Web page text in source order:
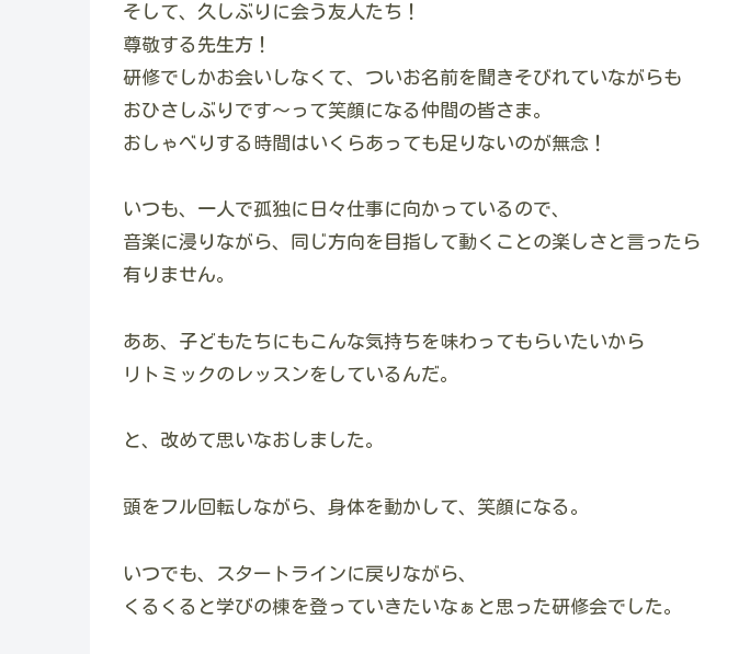
そして、久しぶりに会う友人たち！
尊敬する先生方！
研修でしかお会いしなくて、ついお名前を聞きそびれていながらも
おひさしぶりです～って笑顔になる仲間の皆さま。
おしゃべりする時間はいくらあっても足りないのが無念！
いつも、一人で孤独に日々仕事に向かっているので、
音楽に浸りながら、同じ方向を目指して動くことの楽しさと言ったら
有りません。
ああ、子どもたちにもこんな気持ちを味わってもらいたいから
リトミックのレッスンをしているんだ。
と、改めて思いなおしました。
頭をフル回転しながら、身体を動かして、笑顔になる。
いつでも、スタートラインに戻りながら、
くるくると学びの棟を登っていきたいなぁと思った研修会でした。